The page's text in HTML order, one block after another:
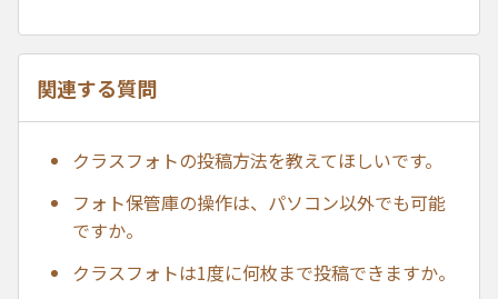
関連する質問
クラスフォトの投稿方法を教えてほしいです。
フォト保管庫の操作は、パソコン以外でも可能
ですか。
クラスフォトは1度に何枚まで投稿できますか。